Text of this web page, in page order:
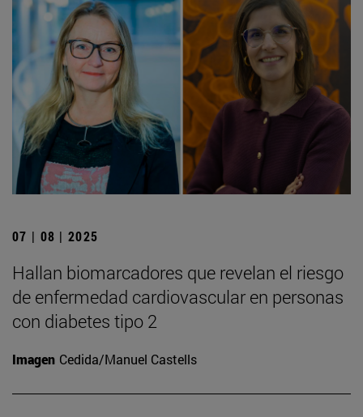
07 | 08 | 2025
Hallan biomarcadores que revelan el riesgo
de enfermedad cardiovascular en personas
con diabetes tipo 2
Imagen Cedida/Manuel Castells